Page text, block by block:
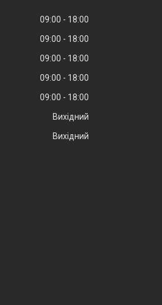
09:00
18:00
09:00
18:00
09:00
18:00
09:00
18:00
09:00
18:00
Вихідний
Вихідний